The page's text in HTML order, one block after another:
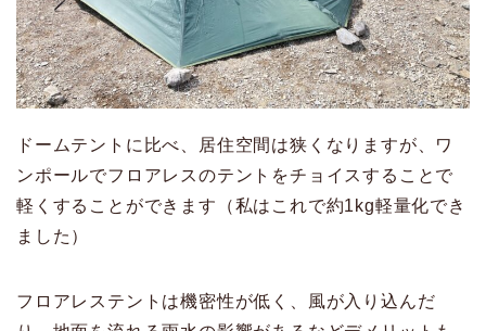
ドームテントに比べ、居住空間は狭くなりますが、ワ
ンポールでフロアレスのテントをチョイスすることで
軽くすることができます（私はこれで約1kg軽量化でき
ました）
フロアレステントは機密性が低く、風が入り込んだ